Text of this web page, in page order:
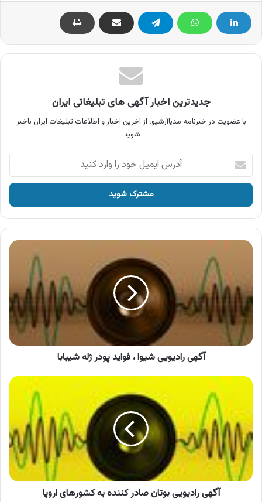
جدیدترین اخبار آگهی های تبلیغاتی ایران
با عضویت در خبرنامه مدیاآرشیو، از آخرین اخبار و اطلاعات تبلیغات ایران باخبر
شوید.
آدرس
ایمیل
خود
وارد
کنید
آگهی
فواید
پودر
ژله
شیبابا
آگهی رادیویی شیوا ، فواید پودر ژله شیبابا
آگهی
صادر
کننده
به
کشورهای
اروپا
آگهی رادیویی بوتان صادر کننده به کشورهای اروپا